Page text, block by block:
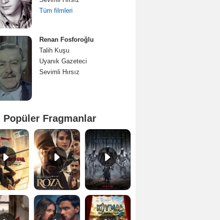
Tüm filmleri
Renan Fosforoğlu
Talih Kuşu
Uyanık Gazeteci
Sevimli Hırsız
Popüler Fragmanlar
Spider-Man: Brand New Day Teaser Roza Fragman
Bir Kadının Seks Günlüğü Orijinal Fragman Culpa nuestra Teaser Kıyma Fragman